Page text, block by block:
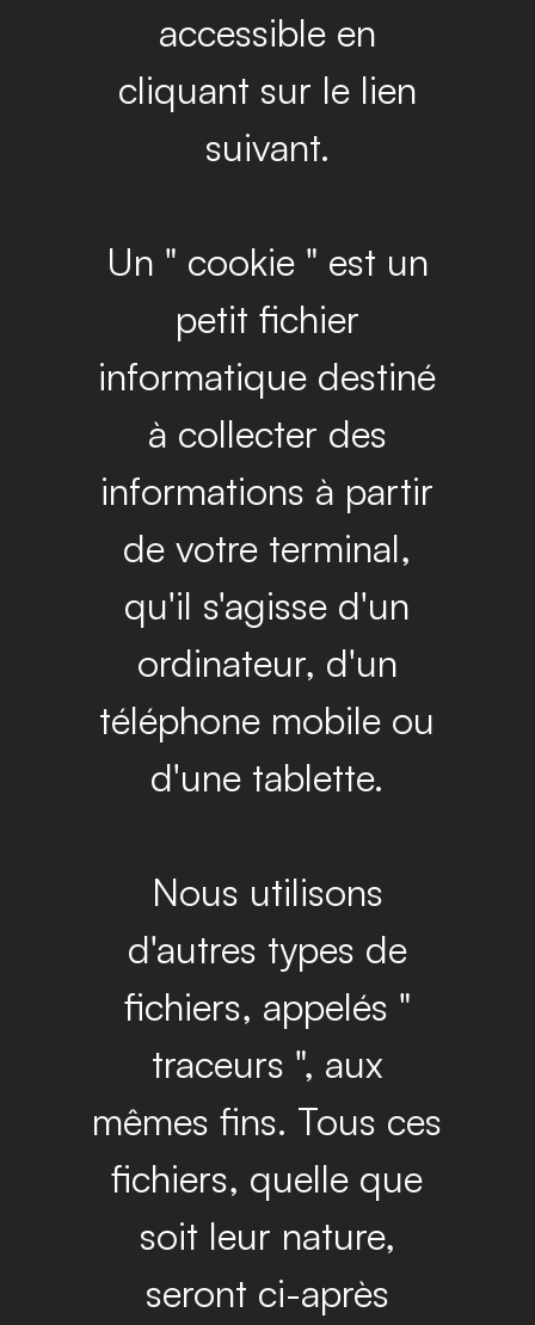
accessible en
cliquant sur le lien
suivant.
Un " cookie " est un
petit fichier
informatique destiné
à collecter des
informations à partir
de votre terminal,
qu'il s'agisse d'un
ordinateur, d'un
téléphone mobile ou
d'une tablette.
Nous utilisons
d'autres types de
fichiers, appelés "
traceurs ", aux
mêmes fins. Tous ces
fichiers, quelle que
soit leur nature,
seront ci-après